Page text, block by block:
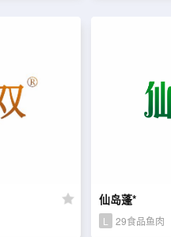
仙岛蓬*
L 29食品鱼肉